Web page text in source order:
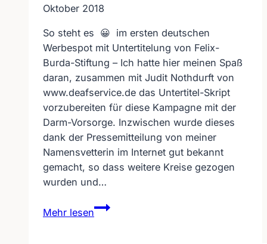
Oktober 2018
So steht es 😀 im ersten deutschen
Werbespot mit Untertitelung von Felix-
Burda-Stiftung – Ich hatte hier meinen Spaß
daran, zusammen mit Judit Nothdurft von
www.deafservice.de das Untertitel-Skript
vorzubereiten für diese Kampagne mit der
Darm-Vorsorge. Inzwischen wurde dieses
dank der Pressemitteilung von meiner
Namensvetterin im Internet gut bekannt
gemacht, so dass weitere Kreise gezogen
wurden und…
Mehr lesen
Den
Regisseur